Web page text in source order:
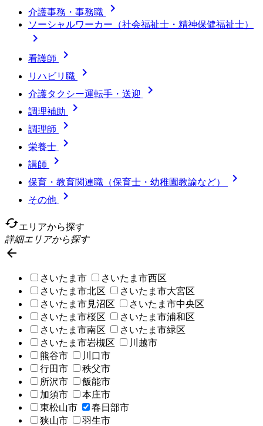
介護事務・事務職 
ソーシャルワーカー（社会福祉士・精神保健福祉士）

看護師 
リハビリ職 
介護タクシー運転手・送迎 
調理補助 
調理師 
栄養士 
講師 
保育・教育関連職（保育士・幼稚園教諭など） 
その他

cachedエリアから探す
詳細エリアから探す

さいたま市
さいたま市西区
さいたま市北区
さいたま市大宮区
さいたま市見沼区
さいたま市中央区
さいたま市桜区
さいたま市浦和区
さいたま市南区
さいたま市緑区
さいたま市岩槻区
川越市
熊谷市
川口市
行田市
秩父市
所沢市
飯能市
加須市
本庄市
東松山市
春日部市
狭山市
羽生市